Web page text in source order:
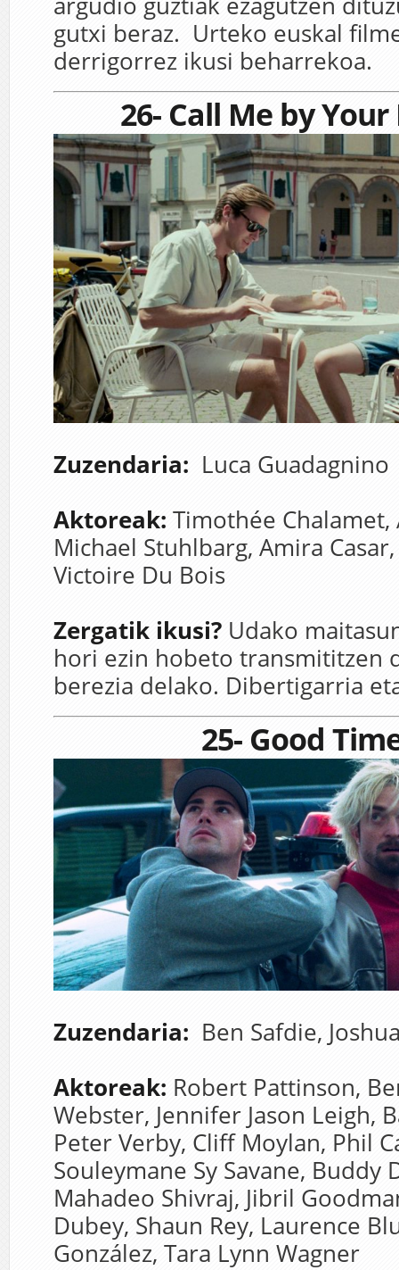
gutxi beraz. Urteko euskal
derrigorrez ikusi beharrekoa.
26- Call Me by
Zuzendaria: Luca Guadagnino
Aktoreak: Timothée Chalamet,
Michael Stuhlbarg, Amira
Victoire Du Bois
Zergatik ikusi? Udako
hori ezin hobeto transmititzen
berezia delako. Dibertigarria
25- Good
Zuzendaria: Ben Safdie,
Aktoreak: Robert Pattinson,
Webster, Jennifer Jason Leigh,
Peter Verby, Cliff Moylan, Phil
Souleymane Sy Savane, Buddy
Mahadeo Shivraj, Jibril
Dubey, Shaun Rey, Laurence
González, Tara Lynn Wagner